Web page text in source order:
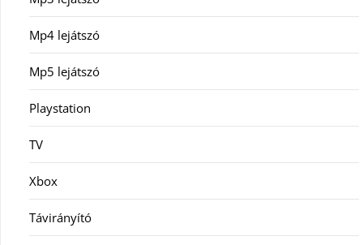
Mp4 lejátszó
Mp5 lejátszó
Playstation
TV
Xbox
Távirányító